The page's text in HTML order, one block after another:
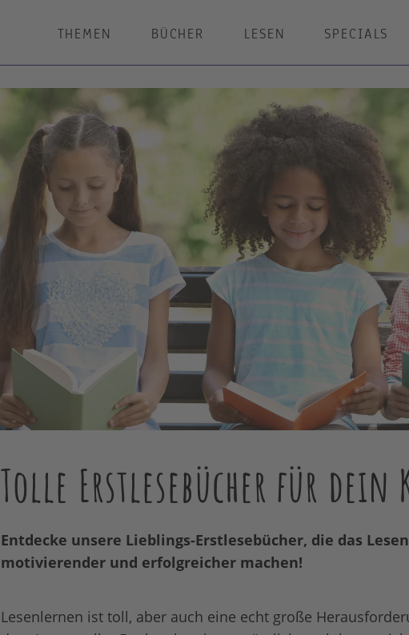
THEMEN BÜCHER LESEN SPECIALS
Tolle Erstlesebücher für dein
Entdecke unsere Lieblings-Erstlesebücher, die das
motivierender und erfolgreicher machen!
Lesenlernen ist toll, aber auch eine echt große